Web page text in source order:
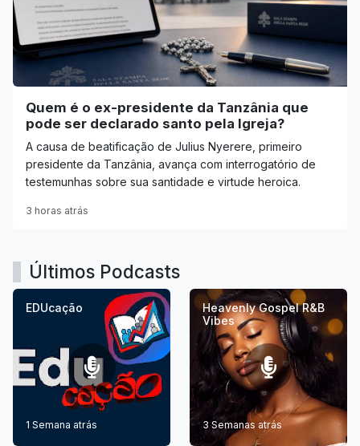
Quem é o ex-presidente da Tanzânia que
pode ser declarado santo pela Igreja?
A causa de beatificação de Julius Nyerere, primeiro
presidente da Tanzânia, avança com interrogatório de
testemunhas sobre sua santidade e virtude heroica.
3 horas atrás
Últimos Podcasts
EDUcação
1 Semana atrás
Heavenly Gospel R&B
Vibes
3 Semanas atrás